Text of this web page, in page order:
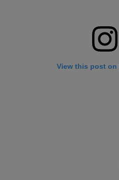
View this post on